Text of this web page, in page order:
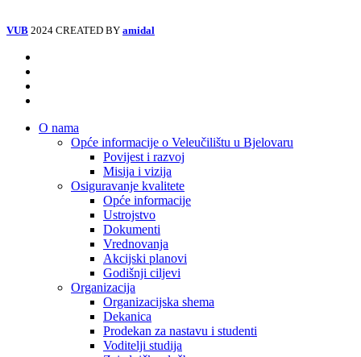
VUB 2024 CREATED BY amidal
Close
O nama
Opće informacije o Veleučilištu u Bjelovaru
Povijest i razvoj
Misija i vizija
Osiguravanje kvalitete
Opće informacije
Ustrojstvo
Dokumenti
Vrednovanja
Akcijski planovi
Godišnji ciljevi
Organizacija
Organizacijska shema
Dekanica
Prodekan za nastavu i studenti
Voditelji studija